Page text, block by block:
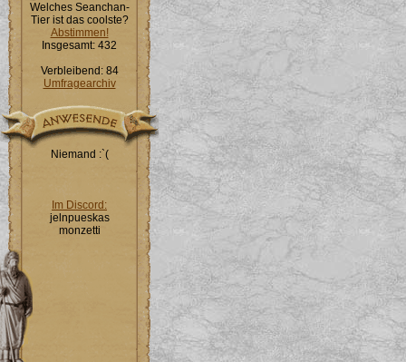
Welches Seanchan-
Tier ist das coolste?
Abstimmen!
Insgesamt: 432
Verbleibend: 84
Umfragearchiv
Niemand :`(
Im Discord:
jelnpueskas
monzetti